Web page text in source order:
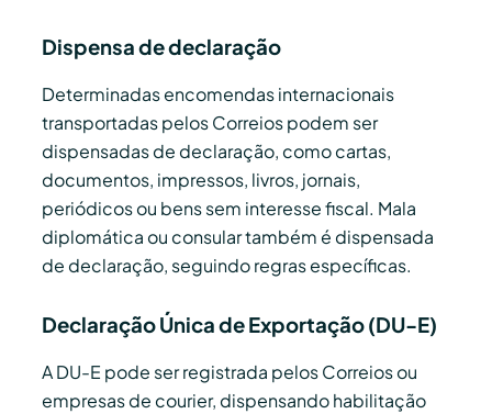
Dispensa de declaração
Determinadas encomendas internacionais
transportadas pelos Correios podem ser
dispensadas de declaração, como cartas,
documentos, impressos, livros, jornais,
periódicos ou bens sem interesse fiscal. Mala
diplomática ou consular também é dispensada
de declaração, seguindo regras específicas.
Declaração Única de Exportação (DU-E)
A DU-E pode ser registrada pelos Correios ou
empresas de courier, dispensando habilitação